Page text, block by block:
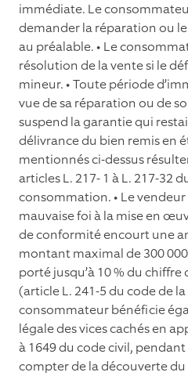
immédiate. Le
demander la réparation ou
au préalable. • Le
résolution de la vente si le
mineur. • Toute période
vue de sa réparation ou de
suspend la garantie qui
délivrance du bien remis en
mentionnés ci-dessus
articles L. 217- 1 à L. 217-32
consommation. • Le
mauvaise foi à la mise en
de conformité encourt une
montant maximal de 300
porté jusqu’à 10 % du chiffre
(article L. 241-5 du code de
consommateur bénéﬁcie
légale des vices cachés en
à 1649 du code civil,
compter de la découverte